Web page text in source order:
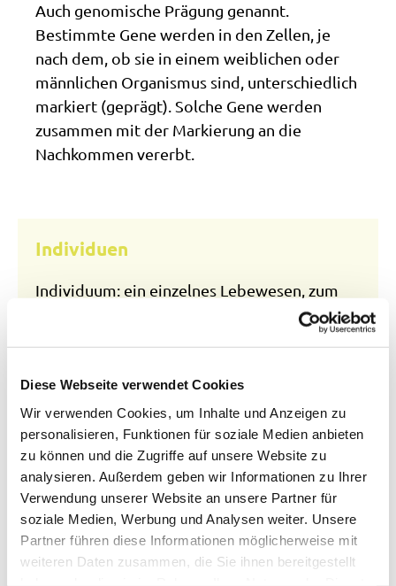
Diese Webseite verwendet Cookies
Wir verwenden Cookies, um Inhalte und Anzeigen zu
personalisieren, Funktionen für soziale Medien anbieten
zu können und die Zugriffe auf unsere Website zu
analysieren. Außerdem geben wir Informationen zu Ihrer
Verwendung unserer Website an unsere Partner für
soziale Medien, Werbung und Analysen weiter. Unsere
Partner führen diese Informationen möglicherweise mit
weiteren Daten zusammen, die Sie ihnen bereitgestellt
Auch genomische Prägung genannt.
Bestimmte Gene werden in den Zellen, je
nach dem, ob sie in einem weiblichen oder
männlichen Organismus sind, unterschiedlich
markiert (geprägt). Solche Gene werden
zusammen mit der Markierung an die
Nachkommen vererbt.
Individuen
Individuum: ein einzelnes Lebewesen, zum
Indolalkaloid
Indolalkaloide sind stickstoffhaltige Basen,
die aus der Aminosäure Tryptophan
synthetisiert werden. Fast alle Indolalkaloide
tragen in Stellung 3 des Indolringes einen 2-
Aminoethylrest.